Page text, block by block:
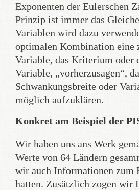
Exponenten der Eulerschen
Prinzip ist immer das
Variablen wird dazu
optimalen Kombination eine
Variable, das Kriterium oder
Variable, „vorherzusagen“,
Schwankungsbreite oder
möglich aufzuklären.
Konkret am Beispiel der
Wir haben uns ans Werk
Werte von 64 Ländern
wir auch Informationen zum
hatten. Zusätzlich zogen wir